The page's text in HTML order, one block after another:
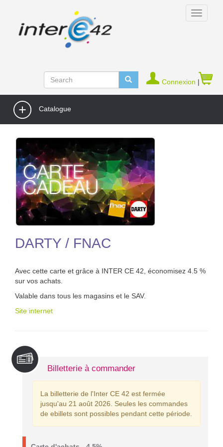
Connexion |
Catalogue
DARTY / FNAC
Avec cette carte et grâce à INTER CE 42, économisez 4.5 %
sur vos achats.
Valable dans tous les magasins et le SAV.
Site internet
Billetterie à commander
La billetterie de l'Inter CE 42 est fermée
jusqu'au 21 août 2026. Seules les commandes
de ebillets sont possibles pendant cette période.